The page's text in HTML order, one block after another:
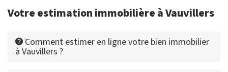
Votre estimation immobilière à Vauvillers
Comment estimer en ligne votre bien immobilier
à Vauvillers ?